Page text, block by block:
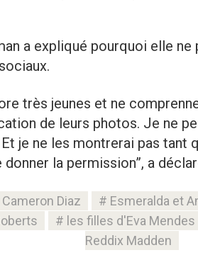
a expliqué pourquoi elle ne
très jeunes et ne
de leurs photos. Je ne
je ne les montrerai pas tant
donner la permission”, a
Cameron Diaz Esmeralda et
les filles d'Eva Mendes
Reddix Madden